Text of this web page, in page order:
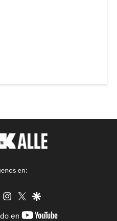
en:
tiktok instagram
twittergoogle
en
youtube-